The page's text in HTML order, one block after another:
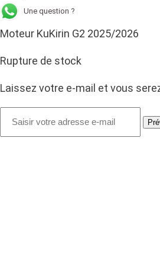
Une question ?
Moteur KuKirin G2 2025/2026
Rupture de stock
Laissez votre e-mail et vous